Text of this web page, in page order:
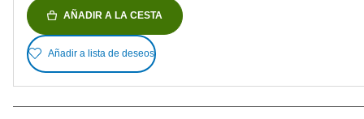
AÑADIR A LA CESTA
Añadir a lista de deseos